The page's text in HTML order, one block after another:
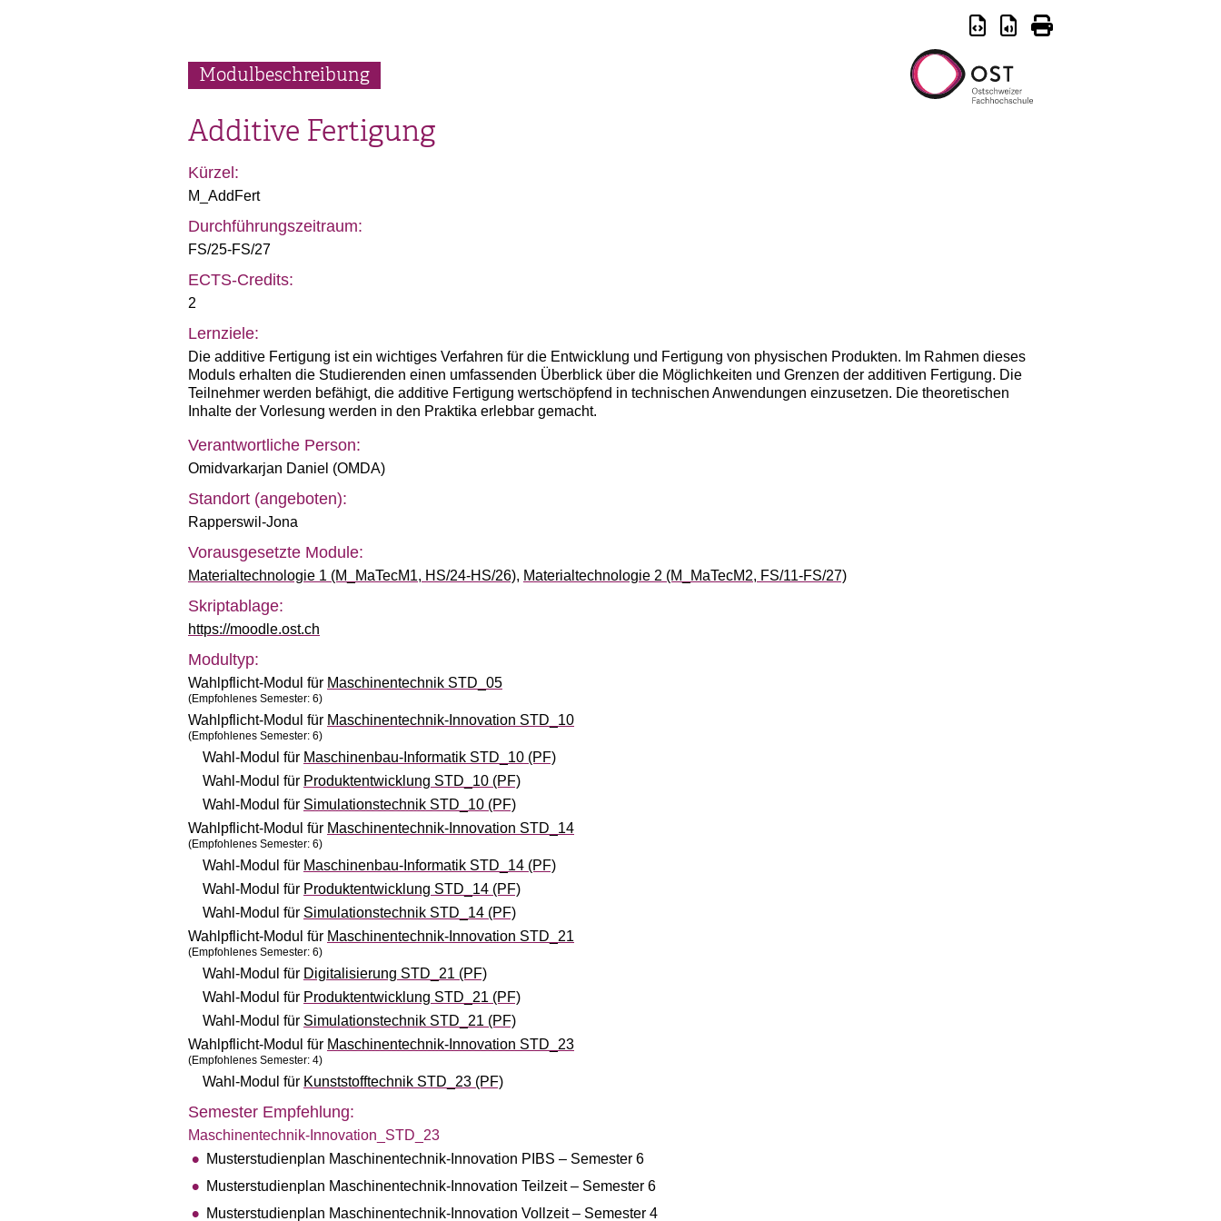
Modulbeschreibung
Additive Fertigung
Kürzel:
M_AddFert
Durchführungszeitraum:
FS/25-FS/27
ECTS-Credits:
2
Lernziele:
Die additive Fertigung ist ein wichtiges Verfahren für die Entwicklung und Fertigung von physischen Produkten. Im Rahmen dieses
Moduls erhalten die Studierenden einen umfassenden Überblick über die Möglichkeiten und Grenzen der additiven Fertigung. Die
Teilnehmer werden befähigt, die additive Fertigung wertschöpfend in technischen Anwendungen einzusetzen. Die theoretischen
Inhalte der Vorlesung werden in den Praktika erlebbar gemacht.
Verantwortliche Person:
Omidvarkarjan Daniel (OMDA)
Standort (angeboten):
Rapperswil-Jona
Vorausgesetzte Module:
Materialtechnologie 1 (M_MaTecM1, HS/24-HS/26), Materialtechnologie 2 (M_MaTecM2, FS/11-FS/27)
Skriptablage:
https://moodle.ost.ch
Modultyp:
Wahlpflicht-Modul für Maschinentechnik STD_05
(Empfohlenes Semester: 6)
Wahlpflicht-Modul für Maschinentechnik-Innovation STD_10
(Empfohlenes Semester: 6)
Wahl-Modul für Maschinenbau-Informatik STD_10 (PF)
Wahl-Modul für Produktentwicklung STD_10 (PF)
Wahl-Modul für Simulationstechnik STD_10 (PF)
Wahlpflicht-Modul für Maschinentechnik-Innovation STD_14
(Empfohlenes Semester: 6)
Wahl-Modul für Maschinenbau-Informatik STD_14 (PF)
Wahl-Modul für Produktentwicklung STD_14 (PF)
Wahl-Modul für Simulationstechnik STD_14 (PF)
Wahlpflicht-Modul für Maschinentechnik-Innovation STD_21
(Empfohlenes Semester: 6)
Wahl-Modul für Digitalisierung STD_21 (PF)
Wahl-Modul für Produktentwicklung STD_21 (PF)
Wahl-Modul für Simulationstechnik STD_21 (PF)
Wahlpflicht-Modul für Maschinentechnik-Innovation STD_23
(Empfohlenes Semester: 4)
Wahl-Modul für Kunststofftechnik STD_23 (PF)
Semester Empfehlung:
Maschinentechnik-Innovation_STD_23
Musterstudienplan Maschinentechnik-Innovation PIBS – Semester 6
Musterstudienplan Maschinentechnik-Innovation Teilzeit – Semester 6
Musterstudienplan Maschinentechnik-Innovation Vollzeit – Semester 4